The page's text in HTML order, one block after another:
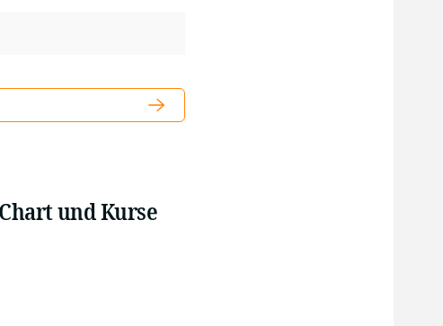
und Kurse